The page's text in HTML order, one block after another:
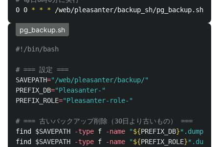
0 0 * * *
pg_backup.sh
#!/bin/bash
# === 設定 ===
SAVEPATH="/web/pleasanter/backup/"
PREFIX_DB="Pleasanter-"
PREFIX_ROLE="Pleasanter-role-"
# === 古いバックアップ削除（30日より古いもの） ===
find $SAVEPATH -type f -name "${PREFIX_DB}*.dump"
find $SAVEPATH -type f -name "${PREFIX_ROLE}*.dump"